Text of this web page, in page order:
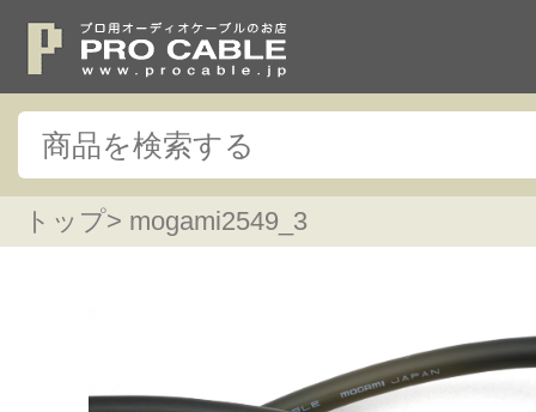
トップ> mogami2549_3